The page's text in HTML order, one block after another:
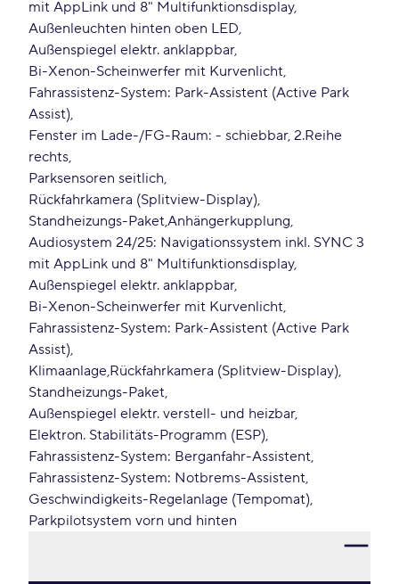
mit AppLink und 8" Multifunktionsdisplay
Außenleuchten hinten oben LED
Außenspiegel elektr. anklappbar
Bi-Xenon-Scheinwerfer mit Kurvenlicht
Fahrassistenz-System: Park-Assistent (Active Park
Assist)
Fenster im Lade-/FG-Raum: - schiebbar, 2.Reihe
rechts
Parksensoren seitlich
Rückfahrkamera (Splitview-Display)
Standheizungs-PaketAnhängerkupplung
Audiosystem 24/25: Navigationssystem inkl. SYNC 3
mit AppLink und 8" Multifunktionsdisplay
Außenspiegel elektr. anklappbar
Bi-Xenon-Scheinwerfer mit Kurvenlicht
Fahrassistenz-System: Park-Assistent (Active Park
Assist)
Klimaanlage Rückfahrkamera (Splitview-Display)
Standheizungs-Paket
Außenspiegel elektr. verstell- und heizbar
Elektron. Stabilitäts-Programm (ESP)
Fahrassistenz-System: Berganfahr-Assistent
Fahrassistenz-System: Notbrems-Assistent
Geschwindigkeits-Regelanlage (Tempomat)
Parkpilotsystem vorn und hinten